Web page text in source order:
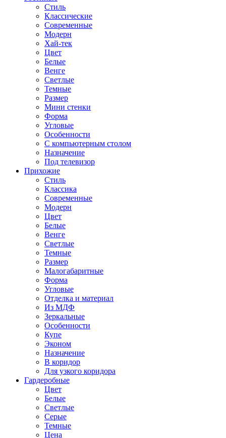
Стиль
Классические
Современные
Модерн
Хай-тек
Цвет
Белые
Венге
Светлые
Темные
Размер
Мини стенки
Форма
Угловые
Особенности
С компьютерным столом
Назначение
Под телевизор
Прихожие
Стиль
Классика
Современные
Модерн
Цвет
Белые
Венге
Светлые
Темные
Размер
Малогабаритные
Форма
Угловые
Отделка и материал
Из МДФ
Зеркальные
Особенности
Купе
Эконом
Назначение
В коридор
Для узкого коридора
Гардеробные
Цвет
Белые
Светлые
Серые
Темные
Цена